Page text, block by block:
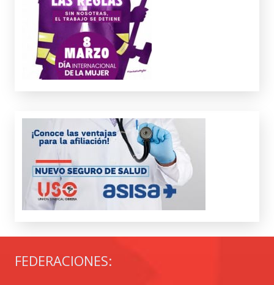
FEDERACIONES: